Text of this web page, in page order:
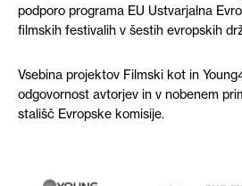
podporo programa EU Ustvarjalna
filmskih festivalih v šestih evropskih
Vsebina projektov Filmski kot in
odgovornost avtorjev in v nobenem
stališč Evropske komisije.